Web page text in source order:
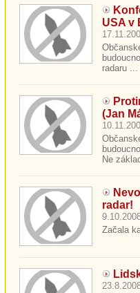
USA v
radaru ...
(Jan
Ne
radar!
Začala